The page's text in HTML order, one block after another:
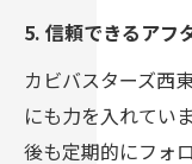
5. 信頼できるアフ
カビバスターズ西
にも力を入れてい
後も定期的にフォ